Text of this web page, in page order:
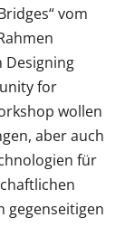
vom
Designing
for
wollen
aber auch
für
gegenseitigen